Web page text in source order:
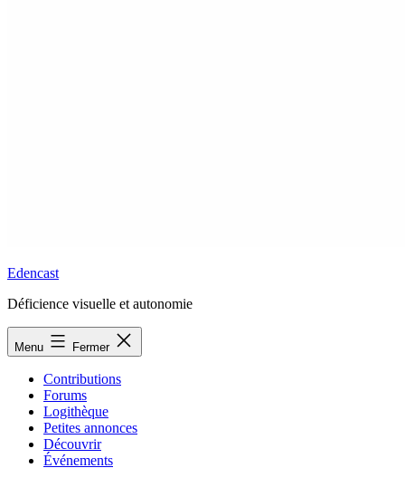
Edencast
Déficience visuelle et autonomie
Menu Fermer
Contributions
Forums
Logithèque
Petites annonces
Découvrir
Événements